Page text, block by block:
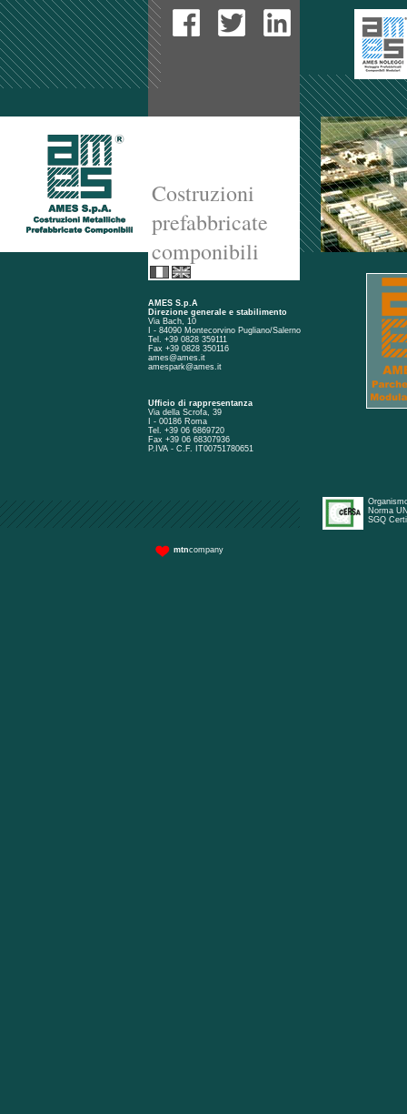
Costruzioni
prefabbricate
componibili
AMES S.p.A
Direzione generale e stabilimento
Via Bach, 10
I - 84090 Montecorvino Pugliano/Salerno
Tel. +39 0828 359111
Fax +39 0828 350116
ames@ames.it
amespark@ames.it
Ufficio di rappresentanza
Via della Scrofa, 39
I - 00186 Roma
Tel. +39 06 6869720
Fax +39 06 68307936
P.IVA - C.F. IT00751780651
Norma
SGQ
mtncompany